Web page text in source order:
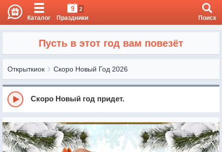
Каталог
9 2
Праздники Поиск
Пусть в этот год вам повезёт
Открыткиок Скоро Новый Год 2026
Скоро Новый год придет.